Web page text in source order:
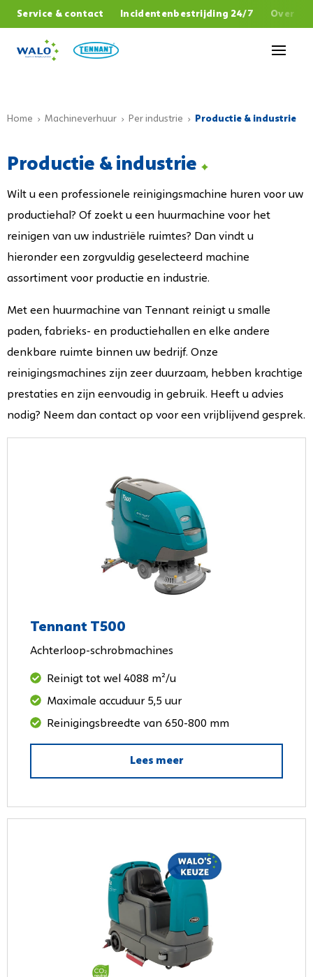
Service & contact Incidentenbestrijding 24/7 Over
Home Machineverhuur Per industrie Productie & industrie
Productie & industrie
Wilt u een professionele reinigingsmachine huren voor uw
productiehal? Of zoekt u een huurmachine voor het
reinigen van uw industriële ruimtes? Dan vindt u
hieronder een zorgvuldig geselecteerd machine
assortiment voor productie en industrie.
Met een huurmachine van Tennant reinigt u smalle
paden, fabrieks- en productiehallen en elke andere
denkbare ruimte binnen uw bedrijf. Onze
reinigingsmachines zijn zeer duurzaam, hebben krachtige
prestaties en zijn eenvoudig in gebruik. Heeft u advies
nodig? Neem dan contact op voor een vrijblijvend gesprek.
Tennant T500
Achterloop-schrobmachines
Reinigt tot wel 4088 m²/u
Maximale accuduur 5,5 uur
Reinigingsbreedte van 650-800 mm
Lees meer